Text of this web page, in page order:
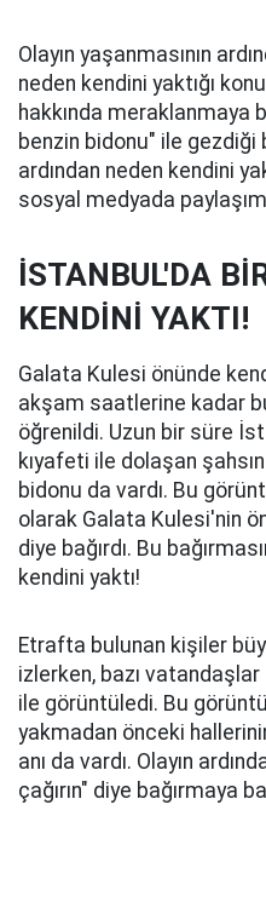
Olayın yaşanmasının
neden kendini yaktığı
hakkında meraklanmaya
benzin bidonu" ile gezdiği
ardından neden kendini
sosyal medyada
İSTANBUL'DA
KENDİNİ YAKTI!
Galata Kulesi önünde
akşam saatlerine kadar
öğrenildi. Uzun bir süre
kıyafeti ile dolaşan
bidonu da vardı. Bu
olarak Galata Kulesi'nin
diye bağırdı. Bu
kendini yaktı!
Etrafta bulunan kişiler
izlerken, bazı
ile görüntüledi. Bu
yakmadan önceki
anı da vardı. Olayın
çağırın" diye bağırmaya